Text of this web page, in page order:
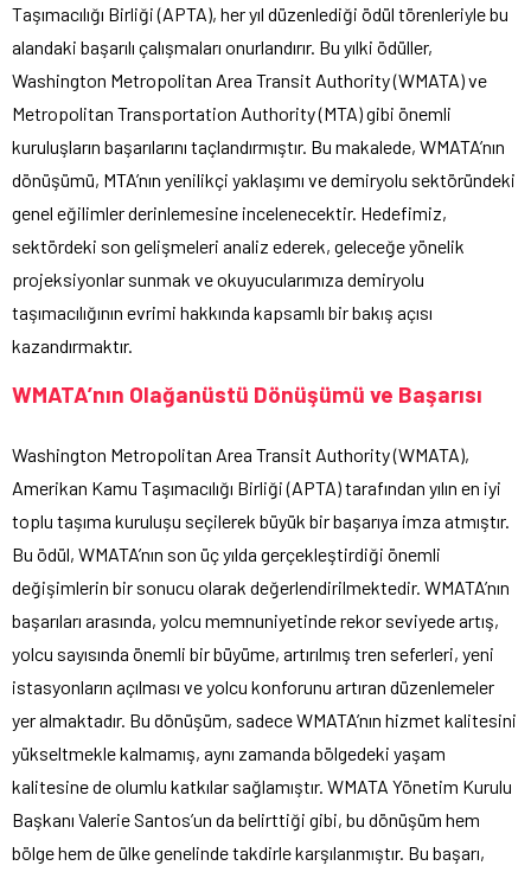
Taşımacılığı Birliği (APTA), her yıl düzenlediği ödül törenleriyle bu
alandaki başarılı çalışmaları onurlandırır. Bu yılki ödüller,
Washington Metropolitan Area Transit Authority (WMATA) ve
Metropolitan Transportation Authority (MTA) gibi önemli
kuruluşların başarılarını taçlandırmıştır. Bu makalede, WMATA’nın
dönüşümü, MTA’nın yenilikçi yaklaşımı ve demiryolu sektöründeki
genel eğilimler derinlemesine incelenecektir. Hedefimiz,
sektördeki son gelişmeleri analiz ederek, geleceğe yönelik
projeksiyonlar sunmak ve okuyucularımıza demiryolu
taşımacılığının evrimi hakkında kapsamlı bir bakış açısı
kazandırmaktır.
WMATA’nın Olağanüstü Dönüşümü ve Başarısı
Washington Metropolitan Area Transit Authority (WMATA),
Amerikan Kamu Taşımacılığı Birliği (APTA) tarafından yılın en iyi
toplu taşıma kuruluşu seçilerek büyük bir başarıya imza atmıştır.
Bu ödül, WMATA’nın son üç yılda gerçekleştirdiği önemli
değişimlerin bir sonucu olarak değerlendirilmektedir. WMATA’nın
başarıları arasında, yolcu memnuniyetinde rekor seviyede artış,
yolcu sayısında önemli bir büyüme, artırılmış tren seferleri, yeni
istasyonların açılması ve yolcu konforunu artıran düzenlemeler
yer almaktadır. Bu dönüşüm, sadece WMATA’nın hizmet kalitesini
yükseltmekle kalmamış, aynı zamanda bölgedeki yaşam
kalitesine de olumlu katkılar sağlamıştır. WMATA Yönetim Kurulu
Başkanı Valerie Santos’un da belirttiği gibi, bu dönüşüm hem
bölge hem de ülke genelinde takdirle karşılanmıştır. Bu başarı,